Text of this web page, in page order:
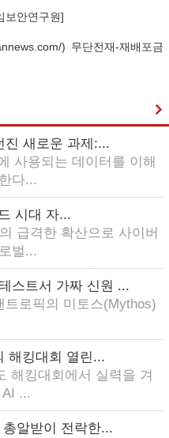
보안연구원]
) 무단전재-재배포금
진 새로운 과제:...
사용되는 데이터를 이해
다...
시대 자...
급격한 확산으로 사이버
벌...
스트서 가짜 신원 ...
로픽의 미토스(Mythos)
해킹대회 열린...
해킹대회에서 실력을 겨
...
알받이 전락한...